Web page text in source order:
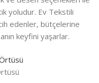
yoludur. Ev Tekstili
edenler, bütçelerine
keyfini yaşarlar.